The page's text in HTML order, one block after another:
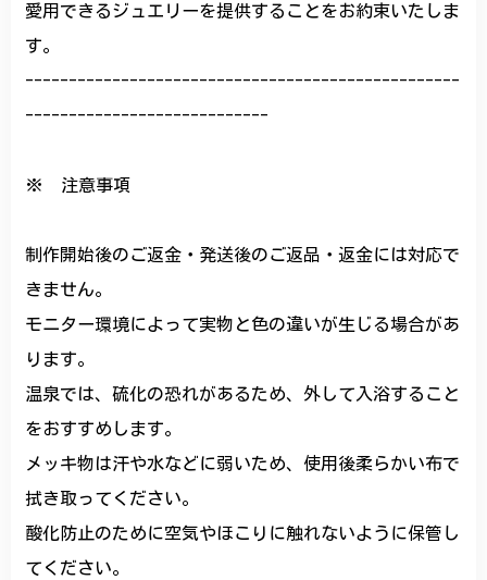
愛用できるジュエリーを提供することをお約束いたしま
す。
--------------------------------------------------
----------------------------
※ 注意事項
制作開始後のご返金・発送後のご返品・返金には対応で
きません。
モニター環境によって実物と色の違いが生じる場合があ
ります。
温泉では、硫化の恐れがあるため、外して入浴すること
をおすすめします。
メッキ物は汗や水などに弱いため、使用後柔らかい布で
拭き取ってください。
酸化防止のために空気やほこりに触れないように保管し
てください。